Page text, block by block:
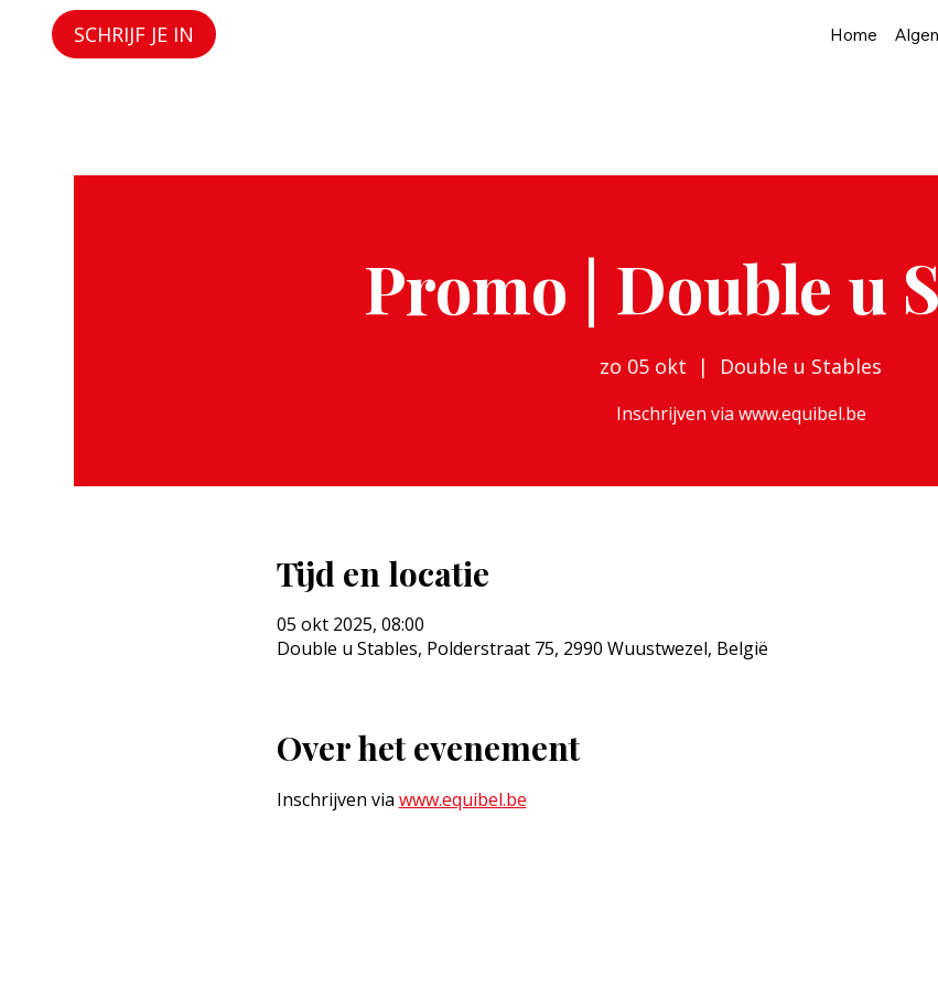
SCHRIJF JE IN Home
Promo | Double u
zo 05 okt
  |
Double u Stables
Inschrijven via www.equibel.be
Tijd en locatie
05 okt 2025, 08:00
Double u Stables, Polderstraat 75, 2990 Wuustwezel, België
Over het evenement
Inschrijven via www.equibel.be